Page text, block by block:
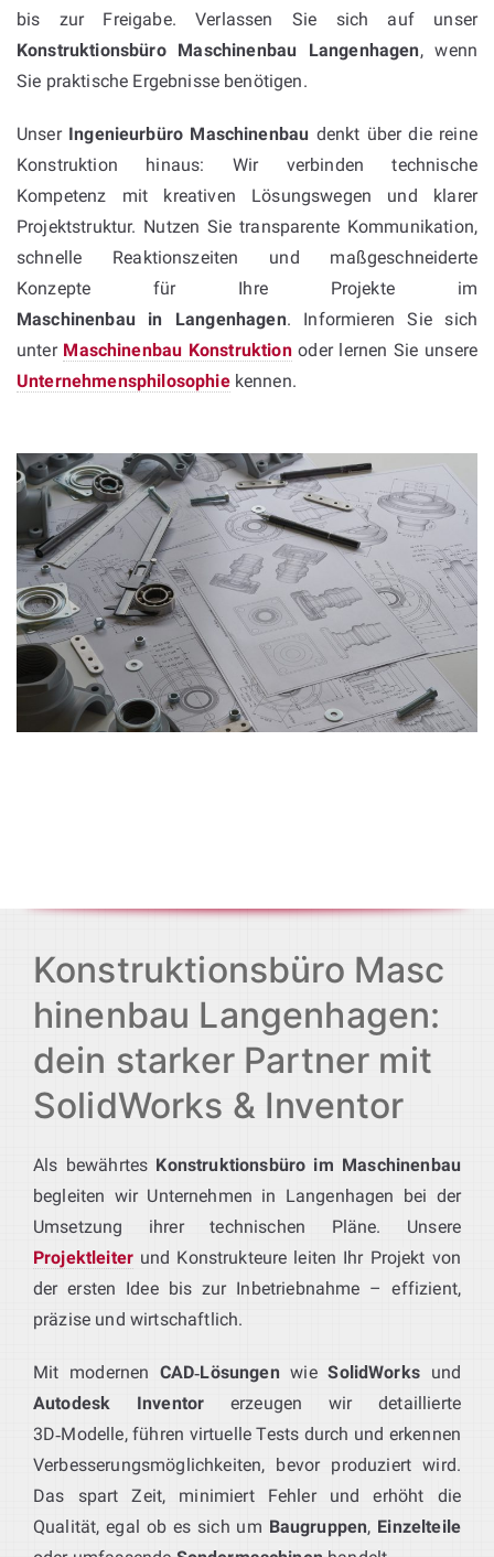
bis zur Freigabe. Verlassen Sie sich auf unser
Konstruktionsbüro Maschinenbau Langenhagen, wenn
Sie praktische Ergebnisse benötigen.
Unser Ingenieurbüro Maschinenbau denkt über die reine
Konstruktion hinaus: Wir verbinden technische
Kompetenz mit kreativen Lösungswegen und klarer
Projektstruktur. Nutzen Sie transparente Kommunikation,
schnelle Reaktionszeiten und maßgeschneiderte
Konzepte für Ihre Projekte im
Maschinenbau in Langenhagen. Informieren Sie sich
unter Maschinenbau Konstruktionoder lernen Sie unsere
Unternehmensphilosophiekennen.
Konstruktionsbüro Masc
hinenbau Langenhagen:
dein starker Partner mit
SolidWorks & Inventor
Als bewährtes Konstruktionsbüro im Maschinenbau
begleiten wir Unternehmen in Langenhagen bei der
Umsetzung ihrer technischen Pläne. Unsere
Projektleiter und Konstrukteure leiten Ihr Projekt von
der ersten Idee bis zur Inbetriebnahme – effizient,
präzise und wirtschaftlich.
Mit modernen CAD‑Lösungen wieSolidWorksund
Autodesk Inventor erzeugen wir detaillierte
3D‑Modelle, führen virtuelle Tests durch und erkennen
Verbesserungsmöglichkeiten, bevor produziert wird.
Das spart Zeit, minimiert Fehler und erhöht die
Qualität, egal ob es sich um Baugruppen, Einzelteile